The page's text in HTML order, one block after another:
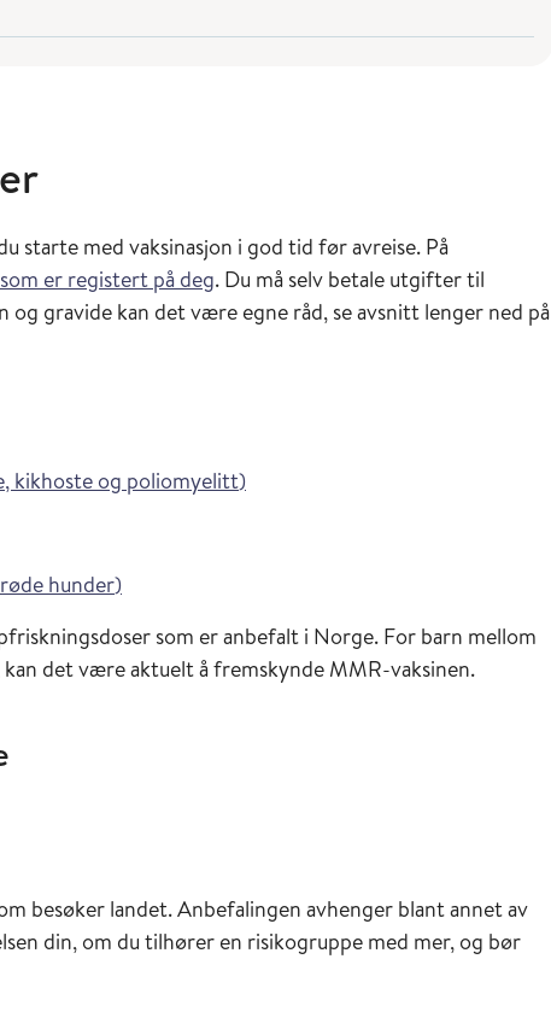
starte med vaksinasjon i god tid før avreise. På
er registert på deg. Du må selv betale utgifter til
og gravide kan det være egne råd, se avsnitt lenger ned på
kikhoste og poliomyelitt)i Vaksinasjonsveilederen
hunder)i Vaksinasjonsveilederen
som er anbefalt i Norge. For barn mellom
kan det være aktuelt å fremskynde MMR-vaksinen.
besøker landet. Anbefalingen avhenger blant annet av
din, om du tilhører en risikogruppe med mer, og bør